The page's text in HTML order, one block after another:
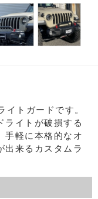
イトガードです。
ライトが破損する
手軽に本格的なオ
出来るカスタムラ